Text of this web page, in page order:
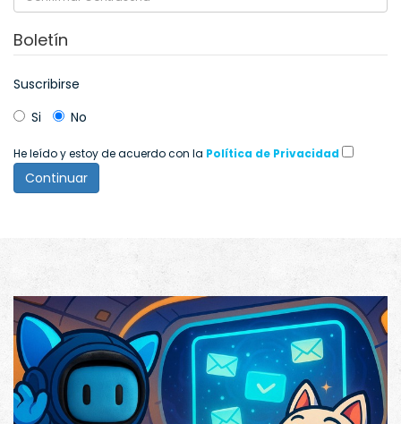
Boletín
Suscribirse
Si
No
He leído y estoy de acuerdo con la Política de Privacidad